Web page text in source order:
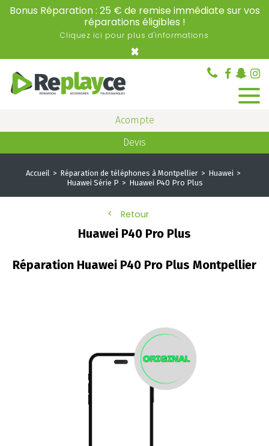
Bonus Réparation : 25 € de remise immédiate sur vos
réparations éligibles !
Cliquez ici pour plus d'informations
×
Acompte
Devis
Accueil Réparation de téléphones à Montpellier
Huawei
Huawei Série P
Huawei P40 Pro Plus
Retour
Huawei P40 Pro Plus
Réparation Huawei P40 Pro Plus Montpellier